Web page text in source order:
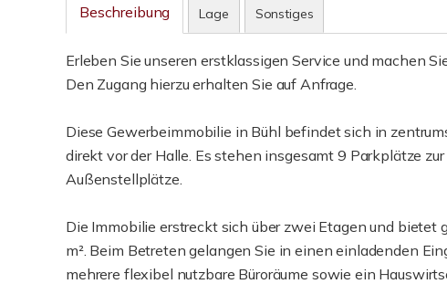
Beschreibung Lage Sonstiges
Erleben Sie unseren erstklassigen Service und machen
Den Zugang hierzu erhalten Sie auf Anfrage.
Diese Gewerbeimmobilie in Bühl befindet sich in
direkt vor der Halle. Es stehen insgesamt 9 Parkplätze
Außenstellplätze.
Die Immobilie erstreckt sich über zwei Etagen und bietet
m². Beim Betreten gelangen Sie in einen einladenden
mehrere flexibel nutzbare Büroräume sowie ein